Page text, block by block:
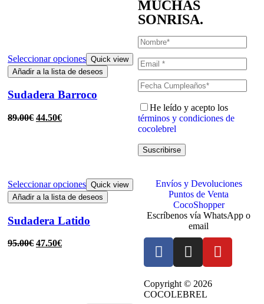
Seleccionar opciones Quick view
Añadir a la lista de deseos
Sudadera Barroco
89.00€ 44.50€
Seleccionar opciones Quick view
Añadir a la lista de deseos
Sudadera Latido
95.00€ 47.50€
MUCHAS
SONRISA.
He leído y acepto los
términos y condiciones de
cocolebrel
Suscribirse
Envíos y Devoluciones
Puntos de Venta
CocoShopper
Escríbenos vía WhatsApp o
email
Copyright © 2026
COCOLEBREL